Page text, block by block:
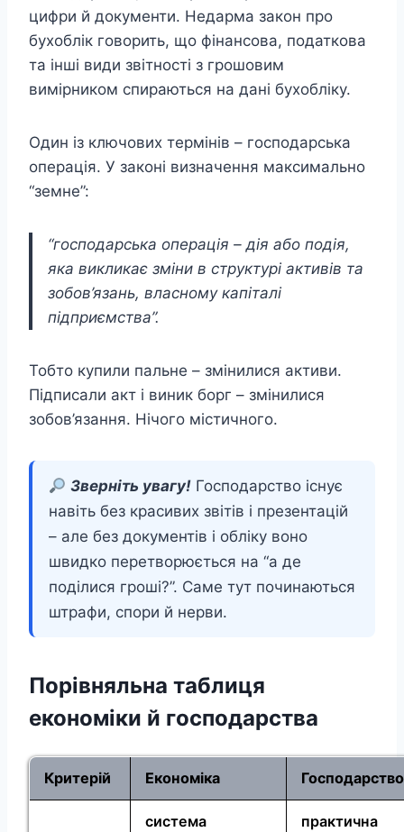
цифри й документи. Недарма закон про
бухоблік говорить, що фінансова, податкова
та інші види звітності з грошовим
вимірником спираються на дані бухобліку.
Один із ключових термінів – господарська
операція. У законі визначення максимально
“земне”:
“господарська операція – дія або подія,
яка викликає зміни в структурі активів та
зобов’язань, власному капіталі
підприємства”.
Тобто купили пальне – змінилися активи.
Підписали акт і виник борг – змінилися
зобов’язання. Нічого містичного.
Зверніть увагу! Господарство існує
навіть без красивих звітів і презентацій
– але без документів і обліку воно
швидко перетворюється на “а де
поділися гроші?”. Саме тут починаються
штрафи, спори й нерви.
Порівняльна таблиця
економіки й господарства
Критерій Економіка Господарство
система практична